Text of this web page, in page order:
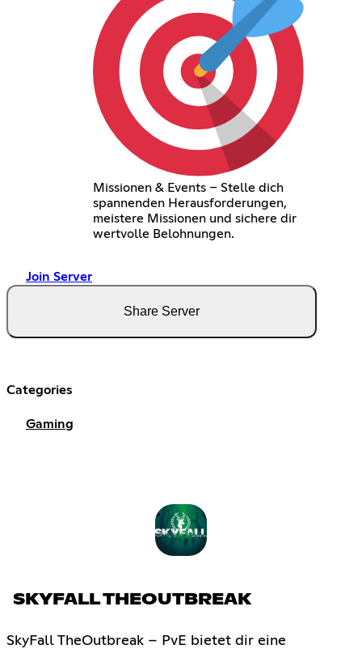
Missionen & Events – Stelle dich
spannenden Herausforderungen,
meistere Missionen und sichere dir
wertvolle Belohnungen.
Join Server
Share Server
Categories
Gaming
SKYFALL THEOUTBREAK
SkyFall TheOutbreak – PvE bietet dir eine